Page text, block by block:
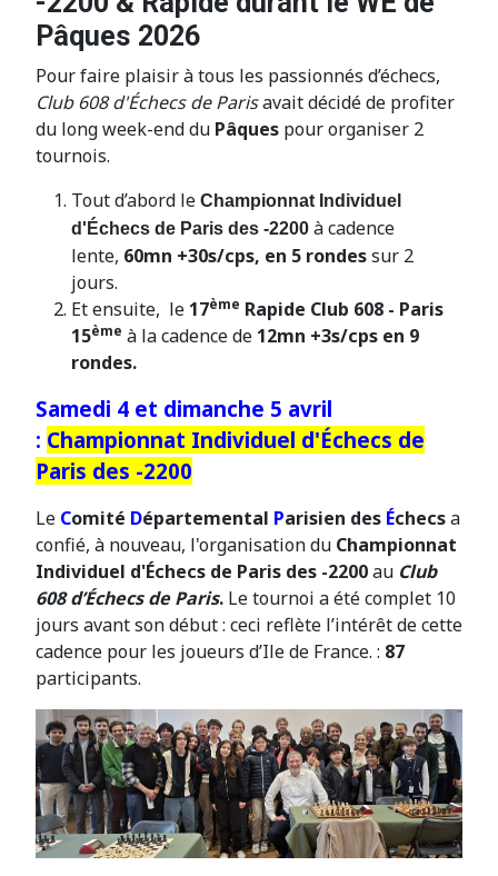
Pâques 2026
Pour faire plaisir à tous les passionnés d’échecs,
Club 608 d'Échecs de Parisavait décidé de profiter
du long week-end du Pâques pour organiser 2
tournois.
Tout d’abord le Championnat Individuel
d' Échecs de Paris des -2200 à cadence
lente, 60mn +30s/cps, en 5 rondessur 2
jours.
Et ensuite, le 17ème Rapide Club 608 - Paris
15ème à la cadence de 12mn +3s/cps en 9
rondes.
Samedi 4 et dimanche 5 avril
: Championnat Individuel d'Échecs de
Paris des -2200
Le Comité Départemental Parisien des Échecsa
confié, à nouveau, l'organisation du Championnat
Individuel d'Échecs de Paris des -2200au Club
608 d’Échecs de Paris. Le tournoi a été complet 10
jours avant son début : ceci reflète l’intérêt de cette
cadence pour les joueurs d’Ile de France. : 87
participants.